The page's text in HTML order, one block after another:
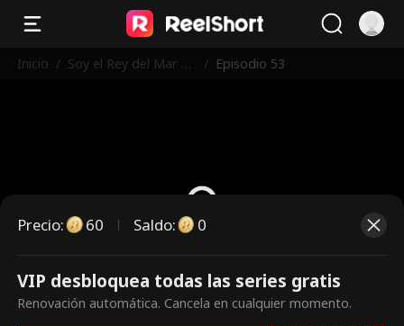
Inicio / Soy el Rey del Mar y
/ Episodio 53
Es un episodio de pago.
Desbloquéalo para verlo.
Precio: 60 Saldo: 0
VIP desbloquea todas las series gratis
Renovación automática. Cancela en cualquier momento.